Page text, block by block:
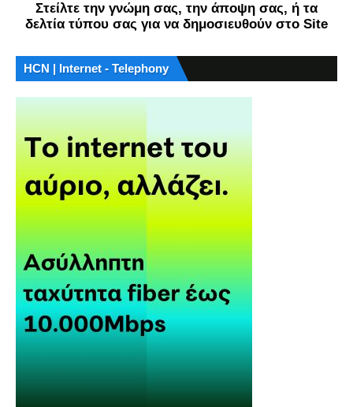
Στείλτε την γνώμη σας, την άποψη σας, ή τα
δελτία τύπου σας για να δημοσιευθούν στο Site
HCN | Internet - Telephony